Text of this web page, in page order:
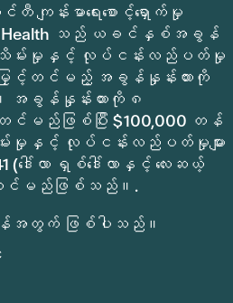
တီ ကျန်းမာရေးစောင့်ရှောက်မှု
Health သည် ယခင်နှစ်အခွန်
သိမ်းမှုနှင့် လုပ်ငန်းလည်ပတ်မှု
ြှင့်တင်မည့် အခွန်နှုန်းထားကို
ခွန်နှုန်းထားကို ၈
မည်ဖြစ်ပြီး $100,000 တန်
းမှုနှင့် လုပ်ငန်းလည်ပတ်မှုများ
ါ်လာ ရှစ်ဒေါ်လာနှင့် လေးဆယ့်
င်မည်ဖြစ်သည်။.
တွက် ဖြစ်ပါသည်။